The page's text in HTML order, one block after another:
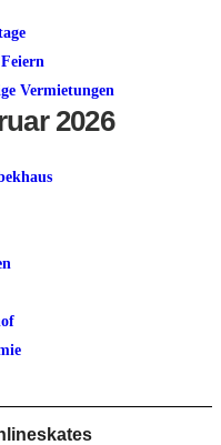
Vermietungen
2026